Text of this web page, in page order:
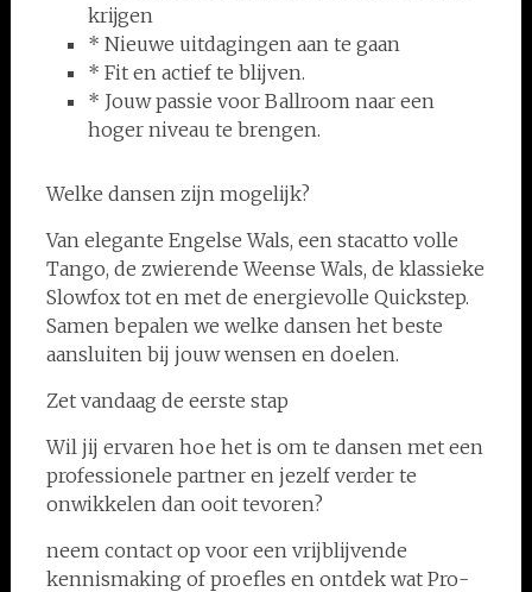
krijgen
* Nieuwe uitdagingen aan te gaan
* Fit en actief te blijven.
* Jouw passie voor Ballroom naar een
hoger niveau te brengen.
Welke dansen zijn mogelijk?
Van elegante Engelse Wals, een stacatto volle
Tango, de zwierende Weense Wals, de klassieke
Slowfox tot en met de energievolle Quickstep.
Samen bepalen we welke dansen het beste
aansluiten bij jouw wensen en doelen.
Zet vandaag de eerste stap
Wil jij ervaren hoe het is om te dansen met een
professionele partner en jezelf verder te
onwikkelen dan ooit tevoren?
neem contact op voor een vrijblijvende
kennismaking of proefles en ontdek wat Pro-